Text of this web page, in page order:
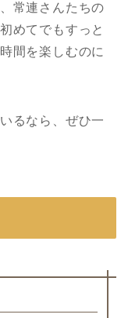
常連さんたちの
めてでもすっと
間を楽しむのに
るなら、ぜひ一